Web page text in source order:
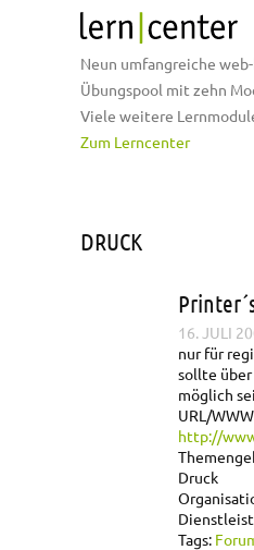
Neun umfangreiche
Übungspool mit zehn
Viele weitere
Zum Lerncenter
DRUCK
16. JULI
nur für
sollte über
möglich
URL/
http://
Druck
Tags: